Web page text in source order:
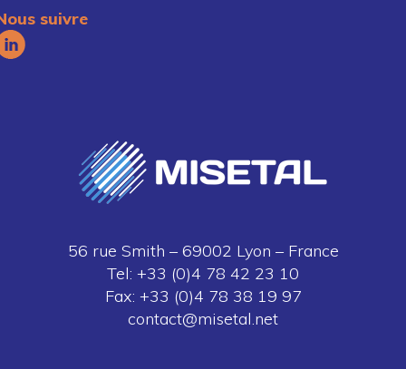
suivre
56 rue Smith – 69002 Lyon – France
Tel: +33 (0)4 78 42 23 10
Fax: +33 (0)4 78 38 19 97
contact@misetal.net